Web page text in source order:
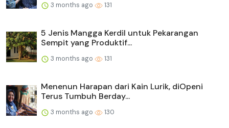
3 months ago 131
5 Jenis Mangga Kerdil untuk Pekarangan
Sempit yang Produktif...
3 months ago 131
Menenun Harapan dari Kain Lurik, diOpeni
Terus Tumbuh Berday...
3 months ago 130